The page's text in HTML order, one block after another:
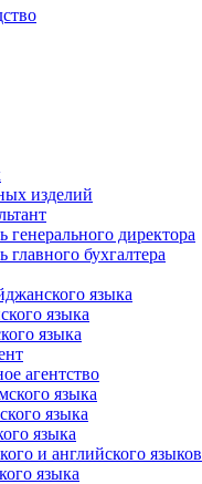
изделий
генерального директора
главного бухгалтера
языка
языка
языка
агентство
языка
языка
языка
и английского языков
языка